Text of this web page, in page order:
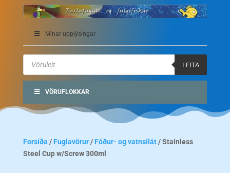
Mínar upplýsingar
Products
search
LEITA
VÖRUFLOKKAR
Forsíða / Fuglavörur/ Fóður- og vatnsílát/ Stainless
Steel Cup w/Screw 300ml